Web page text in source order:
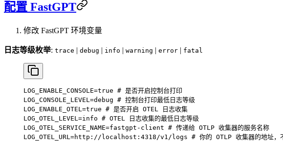
配置 FastGPT
修改 FastGPT 环境变量
日志等级枚举: trace | debug | info | warning | error | fatal
LOG_ENABLE_CONSOLE=true # 是否开启控制台打印
LOG_CONSOLE_LEVEL=debug # 控制台打印最低日志等级
LOG_ENABLE_OTEL=true # 是否开启 OTEL 日志收集
LOG_OTEL_LEVEL=info # OTEL 日志收集的最低日志等级
LOG_OTEL_SERVICE_NAME=fastgpt-client # 传递给 OTLP 收集器的服务名称
LOG_OTEL_URL=http://localhost:4318/v1/logs # 你的 OTLP 收集器的地址